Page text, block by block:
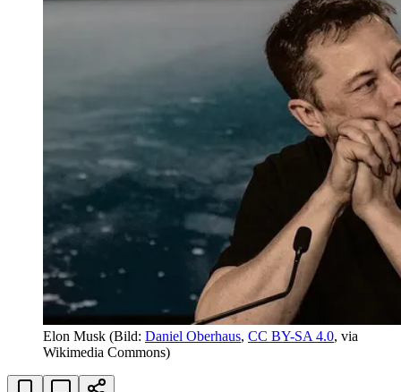
Elon Musk (Bild: Daniel Oberhaus, CC BY-SA 4.0, via
Wikimedia Commons)